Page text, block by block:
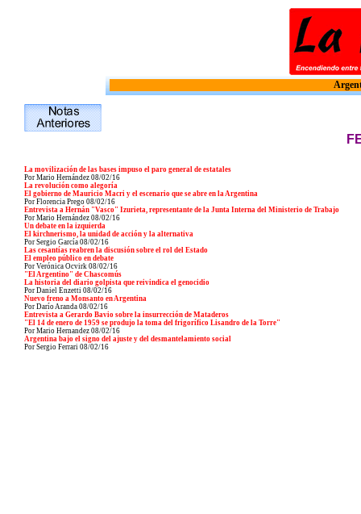
La movilización de las bases impuso el paro general de estatales
Por Mario Hernández 08/02/16
La revolución como alegoría
El gobierno de Mauricio Macri y el escenario que se abre en la Argentina
Por Florencia Prego 08/02/16
Entrevista a Hernán "Vasco" Izurieta, representante de la Junta Interna del Ministerio de Trabajo
Por Mario Hernández 08/02/16
Un debate en la izquierda
El kirchnerismo, la unidad de acción y la alternativa
Por Sergio García 08/02/16
Las cesantías reabren la discusión sobre el rol del Estado
El empleo público en debate
Por Verónica Ocvirk 08/02/16
"El Argentino" de Chascomús
La historia del diario golpista que reivindica el genocidio
Por Daniel Enzetti 08/02/16
Nuevo freno a Monsanto en Argentina
Por Darío Aranda 08/02/16
Entrevista a Gerardo Bavio sobre la insurrección de Mataderos
"El 14 de enero de 1959 se produjo la toma del frigorífico Lisandro de la Torre"
Por Mario Hernandez 08/02/16
Argentina bajo el signo del ajuste y del desmantelamiento social
Por Sergio Ferrari 08/02/16